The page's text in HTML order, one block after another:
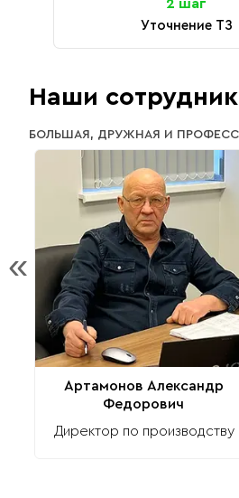
2 шаг
Уточнение ТЗ
Наши
БОЛЬШАЯ, ДРУЖНАЯ И
Артамонов Александр
Федорович
Директор по производству
«